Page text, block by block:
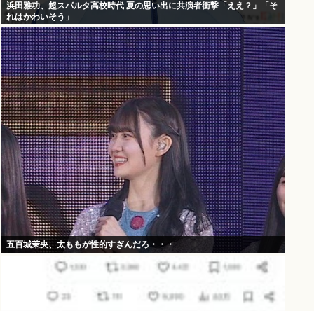
浜田雅功、超スパルタ高校時代 夏の思い出に共演者衝撃「ええ？」「そ
れはかわいそう」
五百城茉央、太ももが性的すぎんだろ・・・